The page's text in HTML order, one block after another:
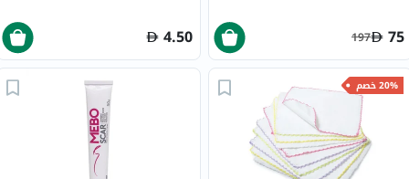
75
197
4.50
20% خصم